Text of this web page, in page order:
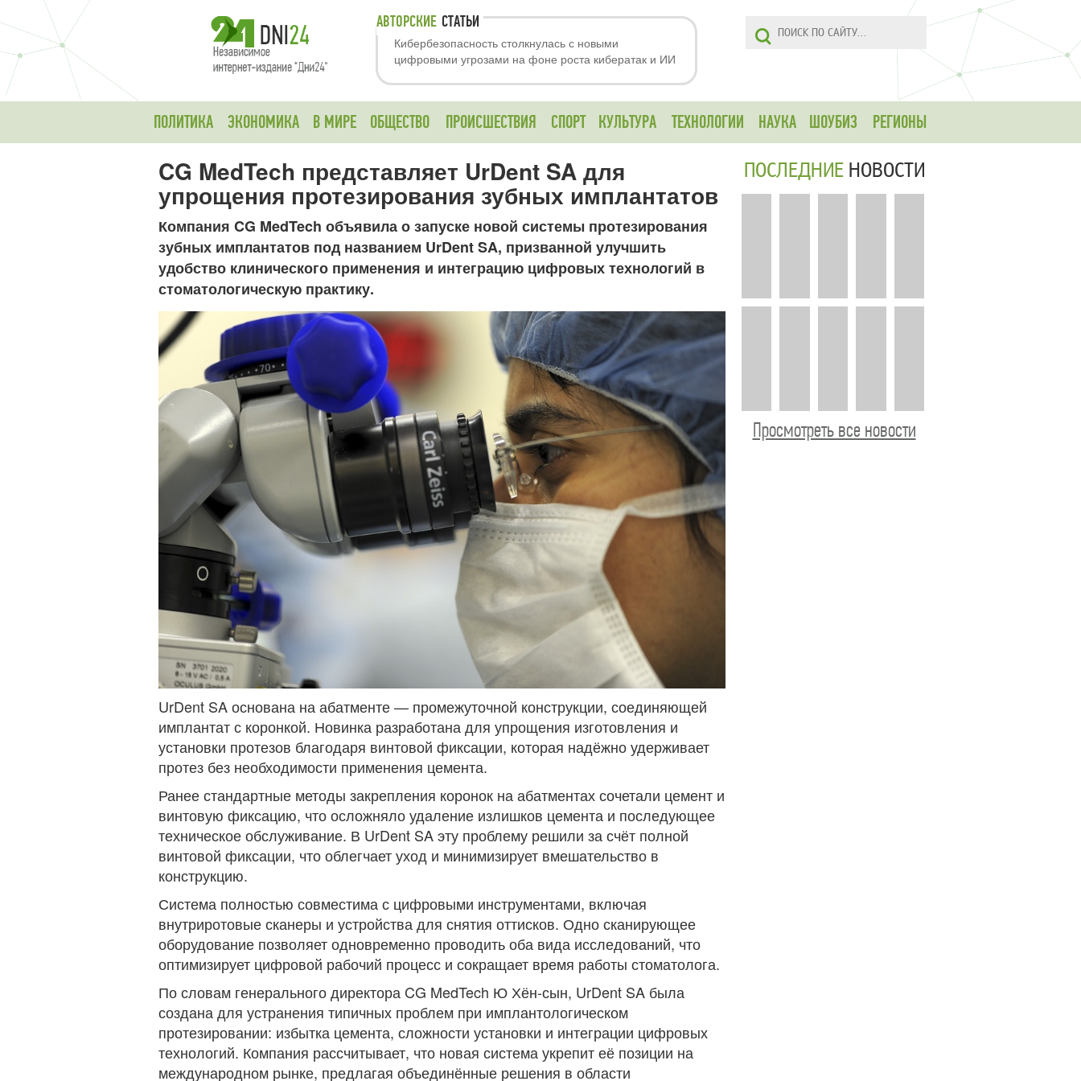
АВТОРСКИЕ СТАТЬИ
Кибербезопасность столкнулась с новыми
цифровыми угрозами на фоне роста кибератак и ИИ
ПОЛИТИКА ЭКОНОМИКА В МИРЕ ОБЩЕСТВО ПРОИСШЕСТВИЯ СПОРТ КУЛЬТУРА ТЕХНОЛОГИИ НАУКА ШОУБИЗ РЕГИОНЫ
CG MedTech представляет UrDent SA для
упрощения протезирования зубных имплантатов
Компания CG MedTech объявила о запуске новой системы протезирования
зубных имплантатов под названием UrDent SA, призванной улучшить
удобство клинического применения и интеграцию цифровых технологий в
стоматологическую практику.
UrDent SA основана на абатменте — промежуточной конструкции, соединяющей
имплантат с коронкой. Новинка разработана для упрощения изготовления и
установки протезов благодаря винтовой фиксации, которая надёжно удерживает
протез без необходимости применения цемента.
Ранее стандартные методы закрепления коронок на абатментах сочетали цемент и
винтовую фиксацию, что осложняло удаление излишков цемента и последующее
техническое обслуживание. В UrDent SA эту проблему решили за счёт полной
винтовой фиксации, что облегчает уход и минимизирует вмешательство в
конструкцию.
Система полностью совместима с цифровыми инструментами, включая
внутриротовые сканеры и устройства для снятия оттисков. Одно сканирующее
оборудование позволяет одновременно проводить оба вида исследований, что
оптимизирует цифровой рабочий процесс и сокращает время работы стоматолога.
По словам генерального директора CG MedTech Ю Хён-сын, UrDent SA была
создана для устранения типичных проблем при имплантологическом
протезировании: избытка цемента, сложности установки и интеграции цифровых
технологий. Компания рассчитывает, что новая система укрепит её позиции на
международном рынке, предлагая объединённые решения в области
ПОСЛЕДНИЕ НОВОСТИ
Просмотреть все новости